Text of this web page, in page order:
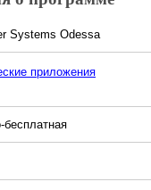
Systems Odessa
приложения
бесплатная